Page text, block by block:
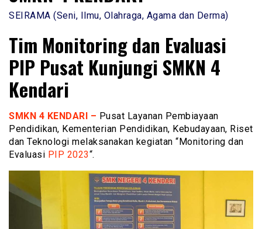
SEIRAMA (Seni, Ilmu, Olahraga, Agama dan Derma)
Tim Monitoring dan Evaluasi
PIP Pusat Kunjungi SMKN 4
Kendari
SMKN 4 KENDARI – Pusat Layanan Pembiayaan
Pendidikan, Kementerian Pendidikan, Kebudayaan, Riset
dan Teknologi melaksanakan kegiatan “Monitoring dan
Evaluasi PIP 2023“.